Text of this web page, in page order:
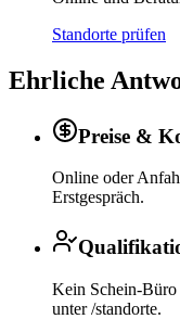
Standorte prüfen
Ehrliche
Preise &
Online oder
Erstgespräch.
Kein Schein-Büro
unter /standorte.